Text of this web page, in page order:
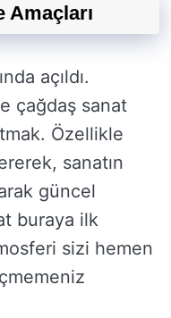
Amaçları
açıldı.
çağdaş sanat
Özellikle
sanatın
güncel
buraya ilk
sizi hemen